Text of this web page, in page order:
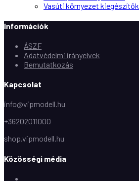
Vasúti környezet kiegészítők
Információk
ÁSZF
Adatvédelmi irányelvek
Bemutatkozás
Kapcsolat
info@vipmodell.hu
+36202011000
shop.vipmodell.hu
Közösségi média